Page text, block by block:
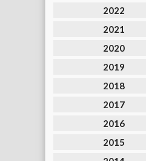
2022
2021
2020
2019
2018
2017
2016
2015